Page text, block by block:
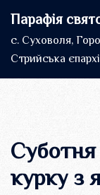
до
вмісту
Парафія
с. Суховоля,
Стрийська
Суботня
курку з